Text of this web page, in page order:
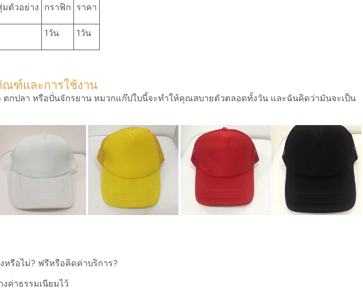
มตัวอย่าง กราฟิก ราคา
1วัน 1วัน
ฑ์และการใช้งาน
ตกปลา หรือปั่นจักรยาน หมวกแก๊ปใบนี้จะทำให้คุณสบายตัวตลอดทั้งวัน และฉันคิดว่ามันจะเป็น
รือไม่? ฟรีหรือคิดค่าบริการ?
งค่าธรรมเนียมไว้